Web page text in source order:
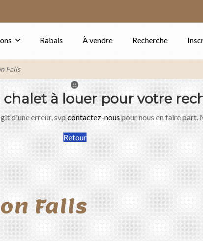
Rabais À vendre Recherche
Falls
à louer pour votre
d'une erreur, svpcontactez-nouspour nous en faire part.
Retour
Falls